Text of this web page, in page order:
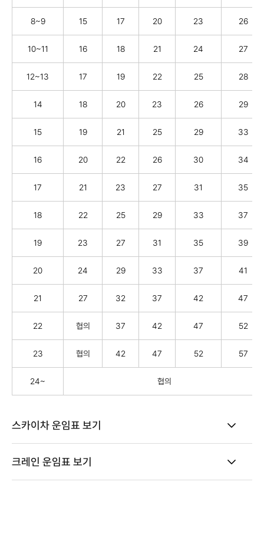
8~9 15 17 20 23 26
10~11 16 18 21 24 27
12~13 17 19 22 25 28
14 18 20 23 26 29
15 19 21 25 29 33
16 20 22 26 30 34
17 21 23 27 31 35
18 22 25 29 33 37
19 23 27 31 35 39
20 24 29 33 37 41
21 27 32 37 42 47
22 협의 37 42 47 52
23 협의 42 47 52 57
24~ 협의
스카이차 운임표 보기
크레인 운임표 보기